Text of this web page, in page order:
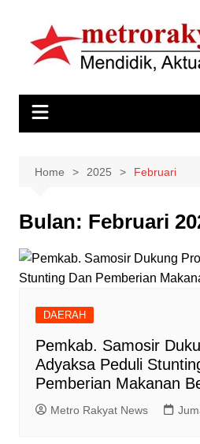
content
Home 2025 Februari
Bulan: Februari
DAERAH
Pemkab. Samosir
Adyaksa Peduli
Pemberian Makanan
Metro Rakyat News